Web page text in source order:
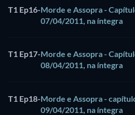
T1 Ep16-Morde e Assopra -
07/04/2011, na íntegra
T1 Ep17-Morde e Assopra -
08/04/2011, na íntegra
T1 Ep18-Morde e Assopra -
09/04/2011, na íntegra